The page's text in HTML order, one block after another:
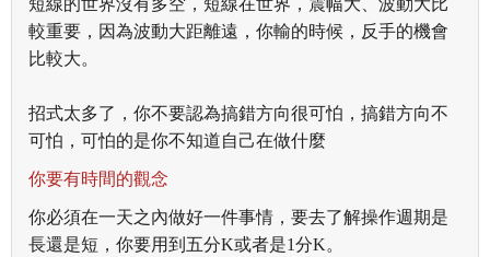
短線的世界沒有多空，短線在世界，震幅大、波動大比
較重要，因為波動大距離遠，你輸的時候，反手的機會
比較大。
招式太多了，你不要認為搞錯方向很可怕，搞錯方向不
可怕，可怕的是你不知道自己在做什麼
你要有時間的觀念
你必須在一天之內做好一件事情，要去了解操作週期是
長還是短，你要用到五分K或者是1分K。